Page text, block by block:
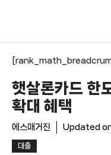
햇살론카드 한
확대 혜택
에스매거진 Updated
대출